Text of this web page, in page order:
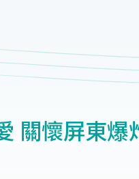
關懷屏東爆